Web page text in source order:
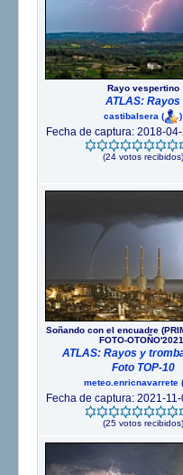
Rayo vespertino
ATLAS: Rayos
castibalsera ( )
Fecha de captura: 2018-
(24 votos recibidos)
Soñando con el encuadre
FOTO-
ATLAS: Rayos y
Foto TOP-10
meteo.enricnavarrete (
Fecha de captura: 2021-
(25 votos recibidos)